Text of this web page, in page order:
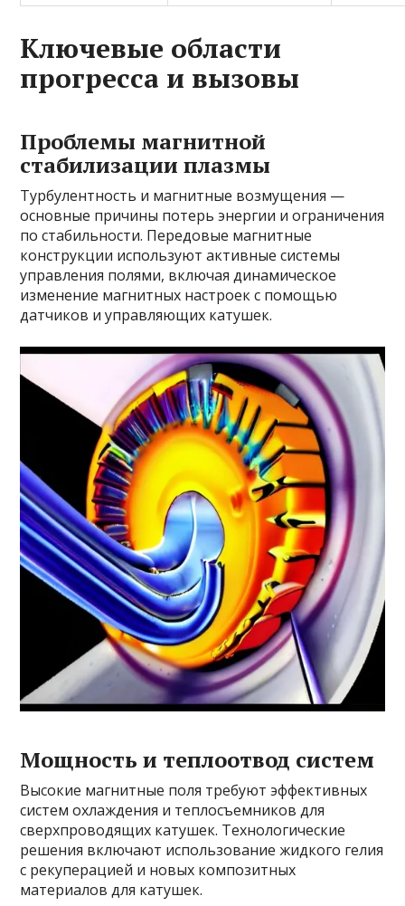
Ключевые области
прогресса и вызовы
Проблемы магнитной
стабилизации плазмы
Турбулентность и магнитные возмущения —
основные причины потерь энергии и ограничения
по стабильности. Передовые магнитные
конструкции используют активные системы
управления полями, включая динамическое
изменение магнитных настроек с помощью
датчиков и управляющих катушек.
Мощность и теплоотвод систем
Высокие магнитные поля требуют эффективных
систем охлаждения и теплосъемников для
сверхпроводящих катушек. Технологические
решения включают использование жидкого гелия
с рекуперацией и новых композитных
материалов для катушек.